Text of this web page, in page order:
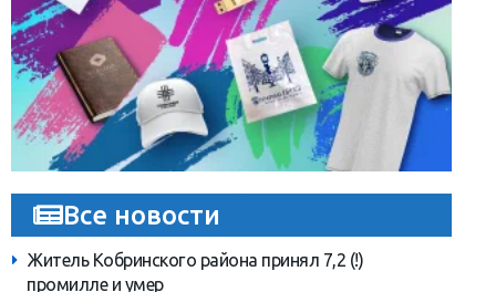
Все новости
Житель Кобринского района принял 7,2 (!)
промилле и умер